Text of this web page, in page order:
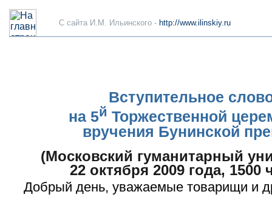
C сайта И.М. Ильинского - http://www.ilinskiy.ru
Вступительное
на 5й Торжественной
вручения Бунинской
(Московский гуманитарный
22 октября 2009 года, 1500
Добрый день, уважаемые товарищи и